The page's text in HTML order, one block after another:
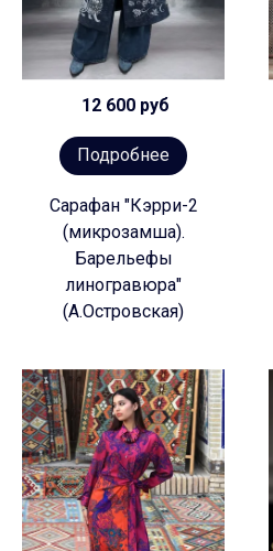
12 600 руб
Подробнее
Сарафан "Кэрри-2
(микрозамша).
Барельефы
линогравюра"
(А.Островская)